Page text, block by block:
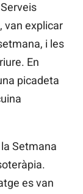
van explicar
i les
En
picadeta
Setmana
es van